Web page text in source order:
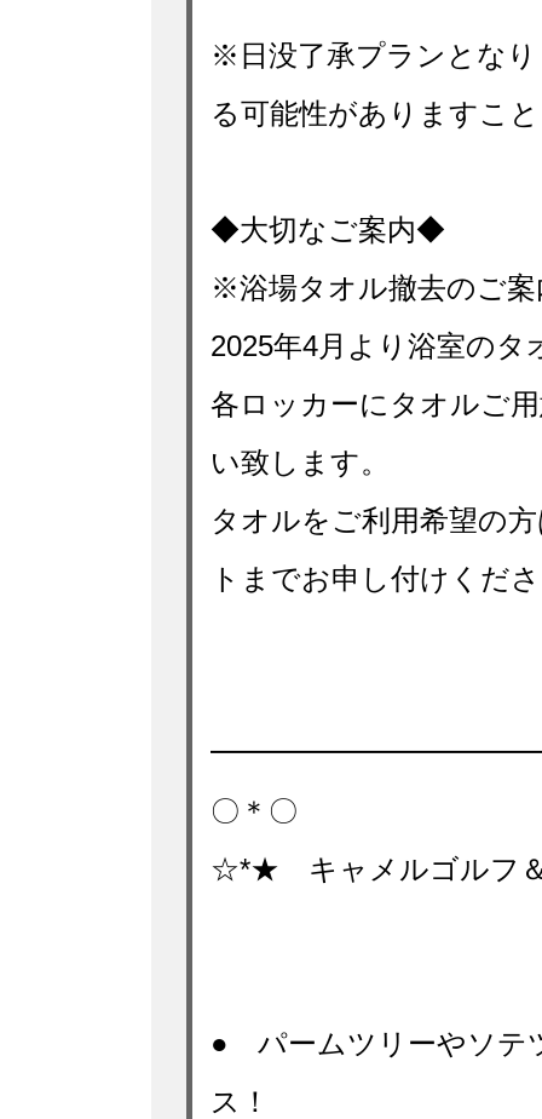
※日没了承プランとな
る可能性がありますこ
◆大切なご案内◆
※浴場タオル撤去のご
2025年4月より浴室の
各ロッカーにタオルご
い致します。
タオルをご利用希望の
トまでお申し付けくだ
〇＊〇
☆*★ キャメルゴルフ
● パームツリーやソテ
ス！